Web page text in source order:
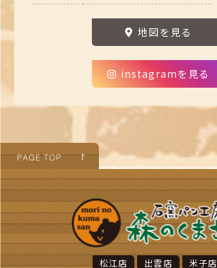
地図を見る
instagramを見る
松江店 出雲店 米子店